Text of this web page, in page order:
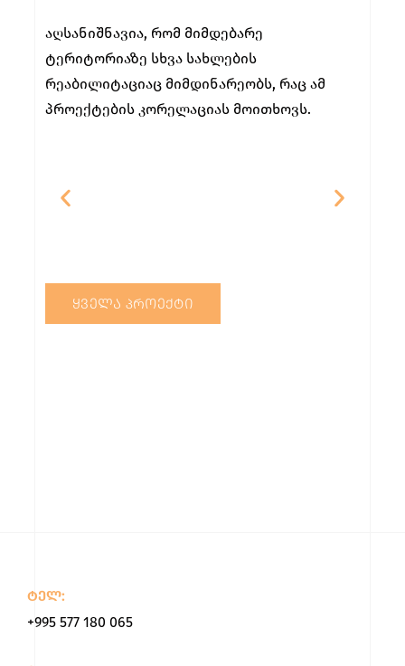
აღსანიშნავია, რომ მიმდებარე
ტერიტორიაზე სხვა სახლების
რეაბილიტაციაც მიმდინარეობს, რაც ამ
პროექტების კორელაციას მოითხოვს.
ᲧᲕᲔᲚᲐ ᲞᲠᲝᲔᲥᲢᲘ
ტელ:
+995 577 180 065